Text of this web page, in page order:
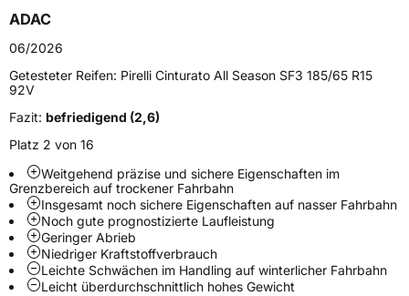
Fahrzeugtyp
VerwendungGanzjahresreifen
Modellname
FahrzeugartPKW & SUV
Weitere Eigenschaften
SchlauchtypTL
ZustandNeureifen
ADAC
06/2026
Getesteter Reifen: Pirelli Cinturato All Season SF3 185/65 R15
92V
Fazit: befriedigend (2,6)
Platz 2 von 16
Weitgehend präzise und sichere Eigenschaften im
Grenzbereich auf trockener Fahrbahn
Insgesamt noch sichere Eigenschaften auf nasser Fahrbahn
Noch gute prognostizierte Laufleistung
Geringer Abrieb
Niedriger Kraftstoffverbrauch
Leichte Schwächen im Handling auf winterlicher Fahrbahn
Leicht überdurchschnittlich hohes Gewicht